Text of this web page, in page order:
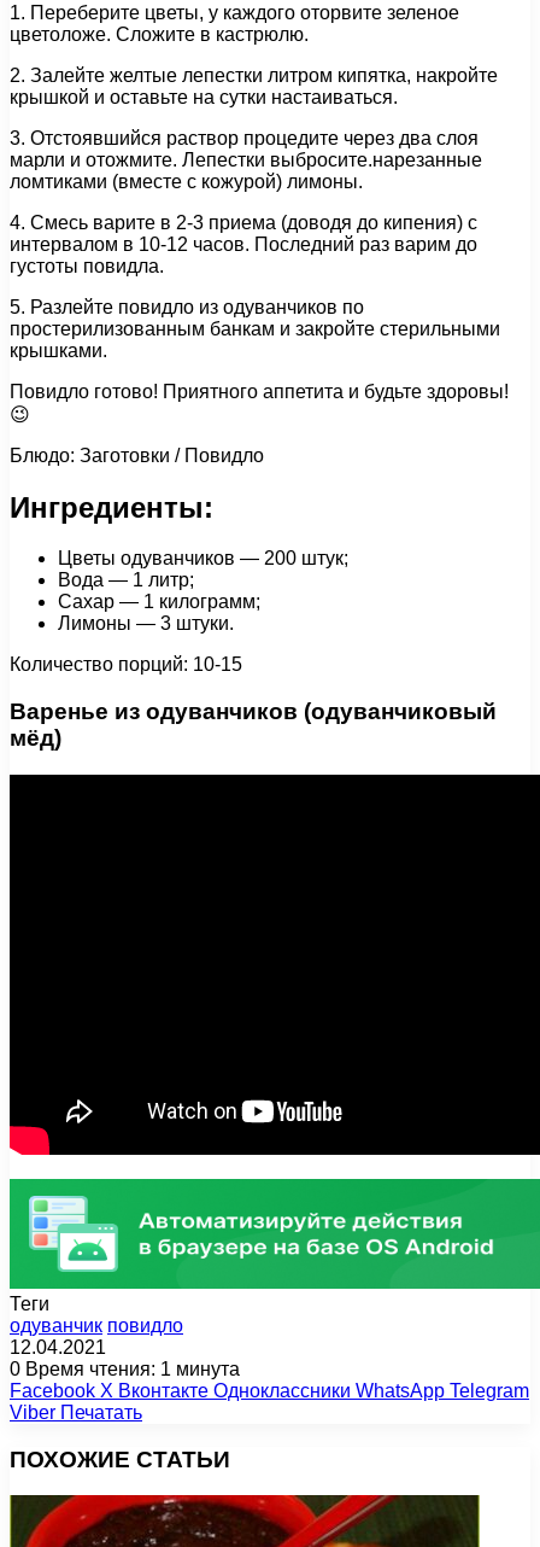
1. Переберите цветы, у каждого оторвите зеленое
цветоложе. Сложите в кастрюлю.
2. Залейте желтые лепестки литром кипятка, накройте
крышкой и оставьте на сутки настаиваться.
3. Отстоявшийся раствор процедите через два слоя
марли и отожмите. Лепестки выбросите.нарезанные
ломтиками (вместе с кожурой) лимоны.
4. Смесь варите в 2-3 приема (доводя до кипения) с
интервалом в 10-12 часов. Последний раз варим до
густоты повидла.
5. Разлейте повидло из одуванчиков по
простерилизованным банкам и закройте стерильными
крышками.
Повидло готово! Приятного аппетита и будьте здоровы!
😉
Блюдо: Заготовки / Повидло
Ингредиенты:
Цветы одуванчиков — 200 штук;
Вода — 1 литр;
Сахар — 1 килограмм;
Лимоны — 3 штуки.
Количество порций: 10-15
Варенье из одуванчиков (одуванчиковый
мёд)
Теги
одуванчик повидло
12.04.2021
0 Время чтения: 1 минута
Facebook X Вконтакте Одноклассники WhatsApp Telegram
Viber Печатать
ПОХОЖИЕ СТАТЬИ